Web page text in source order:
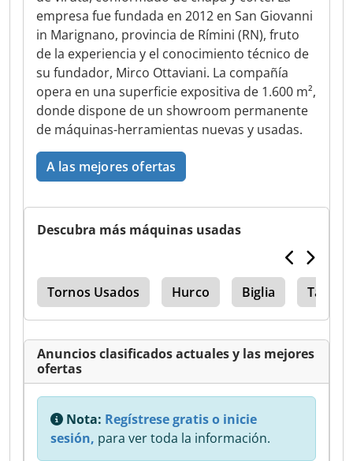
empresa fue fundada en 2012 en San Giovanni
in Marignano, provincia de Rímini (RN), fruto
de la experiencia y el conocimiento técnico de
su fundador, Mirco Ottaviani. La compañía
opera en una superficie expositiva de 1.600 m²,
donde dispone de un showroom permanente
de máquinas-herramientas nuevas y usadas.
A las mejores ofertas
Descubra más máquinas usadas
Tornos Usados Hurco Biglia
Anuncios clasificados actuales y las mejores
ofertas
Nota: Regístrese gratis o inicie
sesión, para ver toda la información.